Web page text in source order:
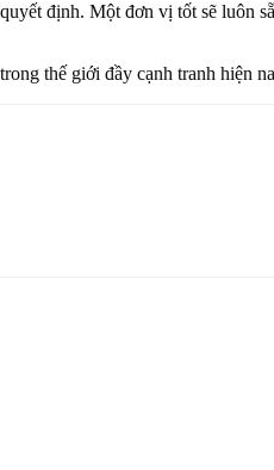
định. Một đơn vị tốt sẽ luôn
thế giới đầy cạnh tranh hiện